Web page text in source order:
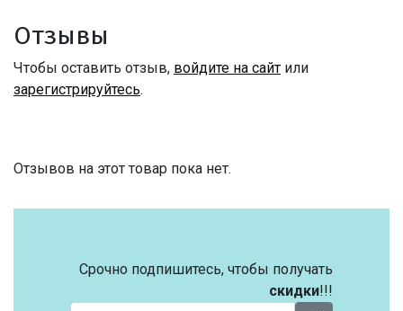
Отзывы
Чтобы оставить отзыв, войдите на сайт или
зарегистрируйтесь.
Отзывов на этот товар пока нет.
Срочно подпишитесь, чтобы получать
скидки!!!